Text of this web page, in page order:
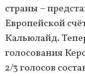
страны –
Европейской
Кальюлайд.
голосования
2/3 голосов